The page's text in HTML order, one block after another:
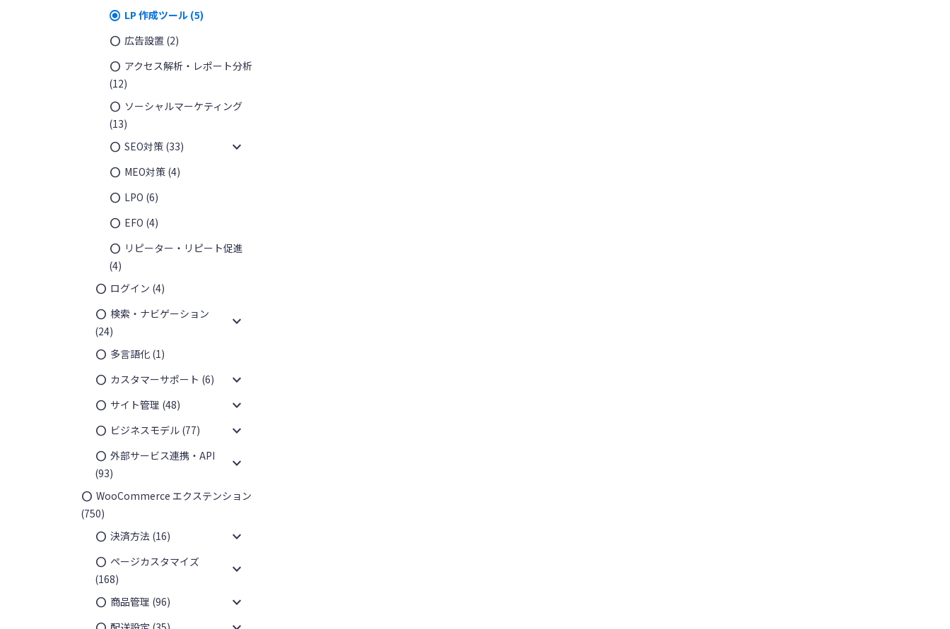
LP 作成ツール (5)
広告設置 (2)
アクセス解析・レポート分析
(12)
ソーシャルマーケティング
(13)
SEO対策 (33) expand_more
MEO対策 (4)
LPO (6)
EFO (4)
リピーター・リピート促進
(4)
ログイン (4)
検索・ナビゲーション
(24)
expand_more
多言語化 (1)
カスタマーサポート (6) expand_more
サイト管理 (48) expand_more
ビジネスモデル (77) expand_more
外部サービス連携・API
(93)
expand_more
WooCommerce エクステンション
(750)
決済方法 (16) expand_more
ページカスタマイズ
(168)
expand_more
商品管理 (96) expand_more